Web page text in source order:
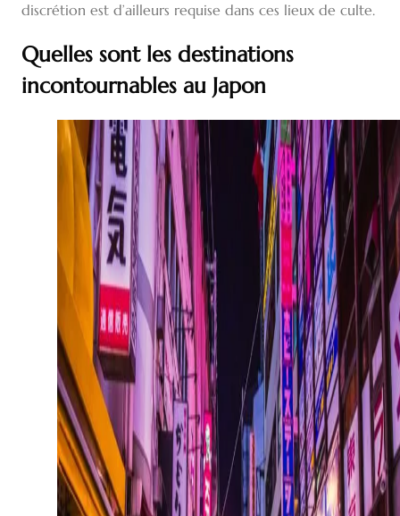
discrétion est d’ailleurs requise dans ces lieux de culte.
Quelles sont les destinations
incontournables au Japon